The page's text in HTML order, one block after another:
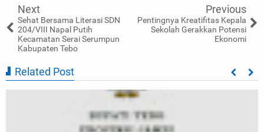
Next
Sehat Bersama Literasi SDN
204/VIII Napal Putih
Kecamatan Serai Serumpun
Kabupaten Tebo
Previous
Pentingnya Kreatifitas Kepala
Sekolah Gerakkan Potensi
Ekonomi
Related Post